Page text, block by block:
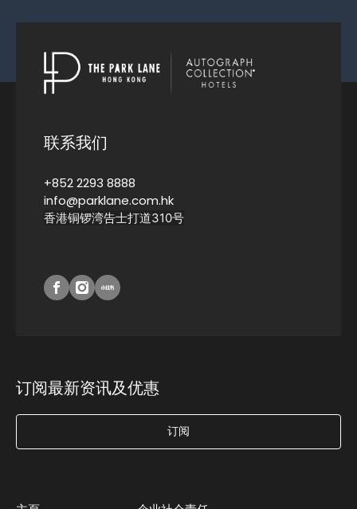
联系我们
+852 2293 8888
info@parklane.com.hk
香港铜锣湾告士打道310号
订阅最新资讯及优惠
订阅